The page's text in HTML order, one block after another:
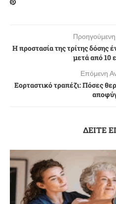
Η προστασία της τρίτης δόσης
μετά από 10
Επόμενη
Εορταστικό τραπέζι: Πόσες
ΔΕΙΤΕ